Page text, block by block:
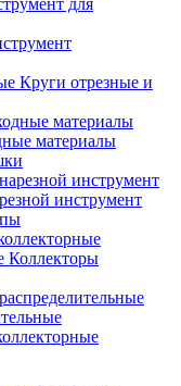
для
Круги отрезные и
материалы
инструмент
Коллекторы